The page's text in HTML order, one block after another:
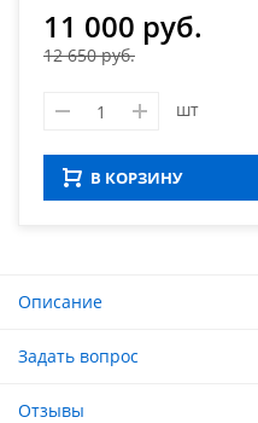
11 000 руб.
12 650 руб.
шт
В КОРЗИНУ
Описание
Задать вопрос
Отзывы